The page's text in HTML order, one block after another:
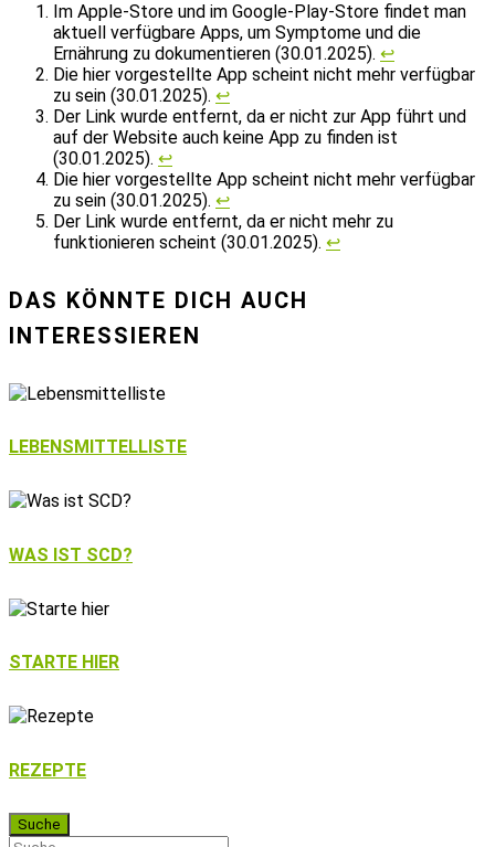
Im Apple-Store und im Google-Play-Store findet man
aktuell verfügbare Apps, um Symptome und die
Ernährung zu dokumentieren (30.01.2025). ↩︎
Die hier vorgestellte App scheint nicht mehr verfügbar
zu sein (30.01.2025). ↩︎
Der Link wurde entfernt, da er nicht zur App führt und
auf der Website auch keine App zu finden ist
(30.01.2025). ↩︎
Die hier vorgestellte App scheint nicht mehr verfügbar
zu sein (30.01.2025). ↩︎
Der Link wurde entfernt, da er nicht mehr zu
funktionieren scheint (30.01.2025). ↩︎
DAS KÖNNTE DICH AUCH
INTERESSIEREN
LEBENSMITTELLISTE
WAS IST SCD?
STARTE HIER
REZEPTE